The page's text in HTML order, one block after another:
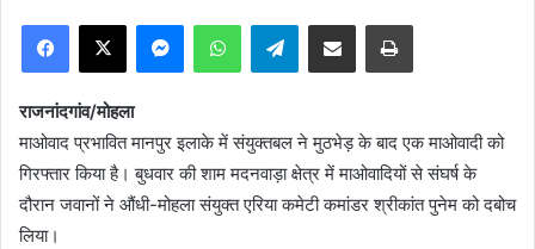
Facebook
X MessengerWhatsAppTelegramShare via Email Print
राजनांदगांव/मोहला
माओवाद प्रभावित मानपुर इलाके में संयुक्तबल ने मुठभेड़ के बाद एक माओवादी को
गिरफ्तार किया है। बुधवार की शाम मदनवाड़ा क्षेत्र में माओवादियों से संघर्ष के
दौरान जवानों ने औंधी-मोहला संयुक्त एरिया कमेटी कमांडर श्रीकांत पुनेम को दबोच
लिया।